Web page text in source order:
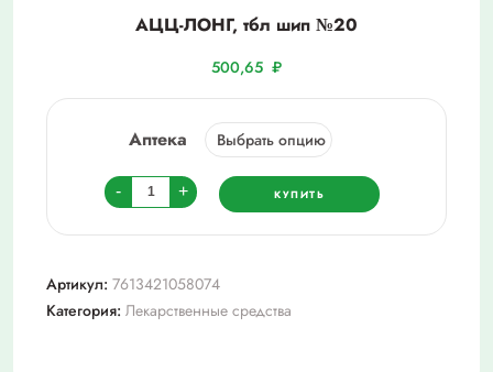
АЦЦ-ЛОНГ, тбл шип №20
500,65 ₽
Аптека
-
Количество
товара
АЦЦ-
тбл
шип
+ КУПИТЬ
Артикул: 7613421058074
Категория: Лекарственные средства